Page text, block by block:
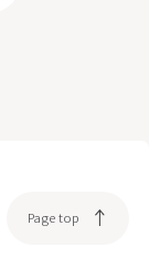
Page top